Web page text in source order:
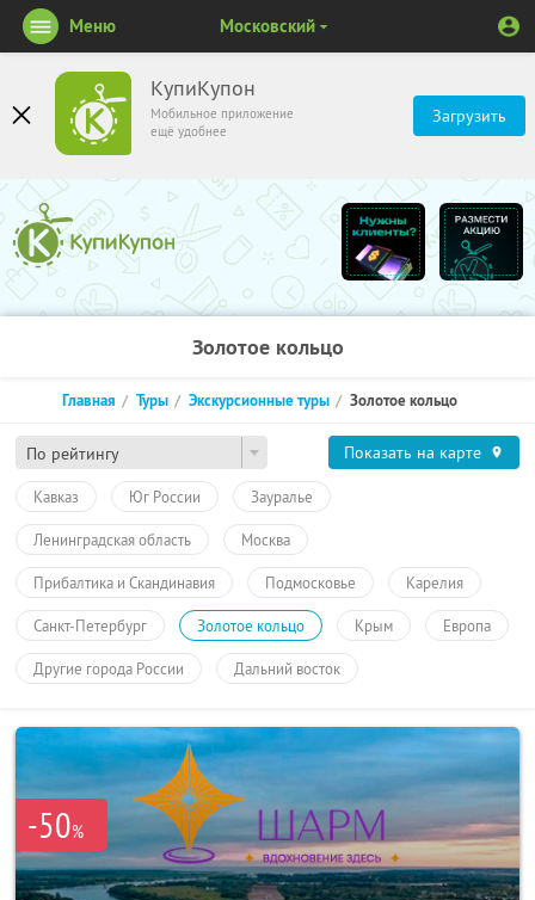
КупиКупон
Мобильное приложение
ещё удобнее
Загрузить
Меню Московский
Золотое кольцо
По рейтингу
Главная Туры Экскурсионные туры Золотое кольцо
Показать на карте
Кавказ Юг России Зауралье
Ленинградская область Москва
Прибалтика и Скандинавия Подмосковье Карелия
Санкт-Петербург Золотое кольцо Крым Европа
Другие города России Дальний восток
-50%